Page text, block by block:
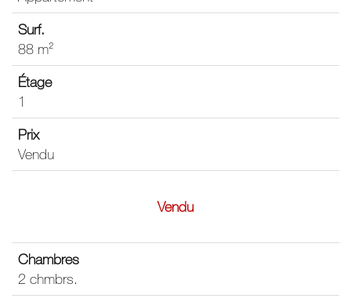
88 m²
1
Vendu
Vendu
2 chmbrs.